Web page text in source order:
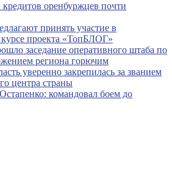
кредитов оренбуржцев почти
принять участие в
курсе проекта «ТопБЛОГ»
заседание оперативного штаба по
региона горючим
уверенно закрепилась за званием
центра страны
командовал боем до